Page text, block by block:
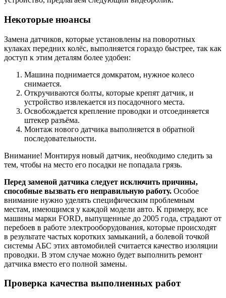
Некоторые нюансы
Замена датчиков, которые установлены на поворотных
кулаках передних колёс, выполняется гораздо быстрее, так как
доступ к этим деталям более удобен:
Машина поднимается домкратом, нужное колесо
снимается.
Откручиваются болты, которые крепят датчик, и
устройство извлекается из посадочного места.
Освобождается крепление проводки и отсоединяется
штекер разъёма.
Монтаж нового датчика выполняется в обратной
последовательности.
Внимание! Монтируя новый датчик, необходимо следить за
тем, чтобы на место его посадки не попадала грязь.
Перед заменой датчика следует исключить причины,
способные вызвать его неправильную работу. Особое
внимание нужно уделять специфическим проблемным
местам, имеющимся у каждой модели авто. К примеру, все
машины марки FORD, выпущенные до 2005 года, страдают от
перебоев в работе электрооборудования, которые происходят
в результате частых коротких замыканий, а болевой точкой
системы АБС этих автомобилей считается качество изоляции
проводки. В этом случае можно будет выполнить ремонт
датчика вместо его полной замены.
Проверка качества выполненных работ